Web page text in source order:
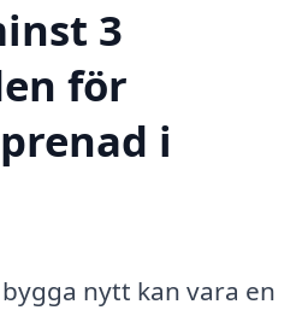
3
för
i
nytt kan vara en